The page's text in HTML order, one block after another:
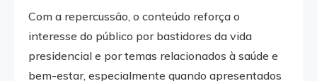
Com a repercussão, o conteúdo reforça o
interesse do público por bastidores da vida
presidencial e por temas relacionados à saúde e
bem-estar, especialmente quando apresentados